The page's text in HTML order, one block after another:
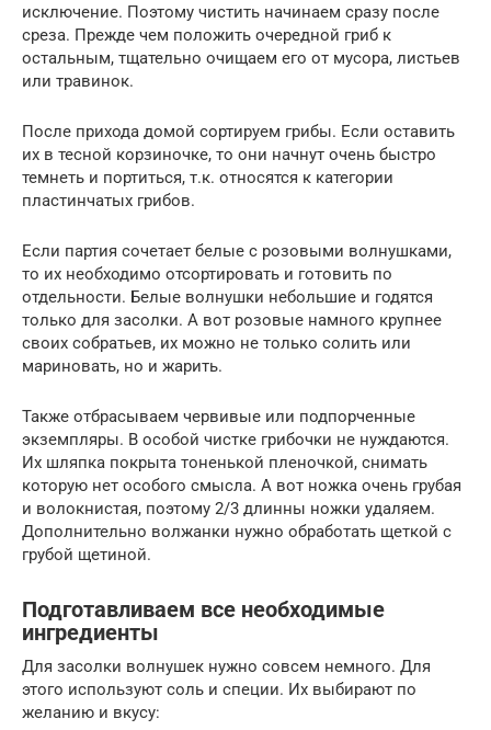
исключение. Поэтому чистить начинаем сразу после
среза. Прежде чем положить очередной гриб к
остальным, тщательно очищаем его от мусора, листьев
или травинок.
После прихода домой сортируем грибы. Если оставить
их в тесной корзиночке, то они начнут очень быстро
темнеть и портиться, т.к. относятся к категории
пластинчатых грибов.
Если партия сочетает белые с розовыми волнушками,
то их необходимо отсортировать и готовить по
отдельности. Белые волнушки небольшие и годятся
только для засолки. А вот розовые намного крупнее
своих собратьев, их можно не только солить или
мариновать, но и жарить.
Также отбрасываем червивые или подпорченные
экземпляры. В особой чистке грибочки не нуждаются.
Их шляпка покрыта тоненькой пленочкой, снимать
которую нет особого смысла. А вот ножка очень грубая
и волокнистая, поэтому 2/3 длинны ножки удаляем.
Дополнительно волжанки нужно обработать щеткой с
грубой щетиной.
Подготавливаем все необходимые
ингредиенты
Для засолки волнушек нужно совсем немного. Для
этого используют соль и специи. Их выбирают по
желанию и вкусу: